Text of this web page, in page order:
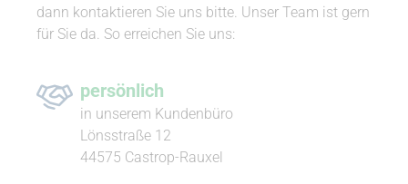
dann kontaktieren Sie uns bitte. Unser Team ist gern
für Sie da. So erreichen Sie uns:
persönlich
in unserem Kundenbüro
Lönsstraße 12
44575 Castrop-Rauxel